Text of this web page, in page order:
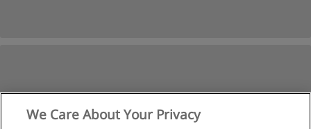
We Care About Your Privacy